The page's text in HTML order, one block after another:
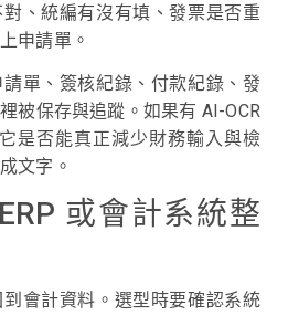
、統編有沒有填、發票是否重
申請單。
單、簽核紀錄、付款紀錄、發
被保存與追蹤。如果有 AI-OCR
是否能真正減少財務輸入與檢
文字。
或會計系統整
會計資料。選型時要確認系統